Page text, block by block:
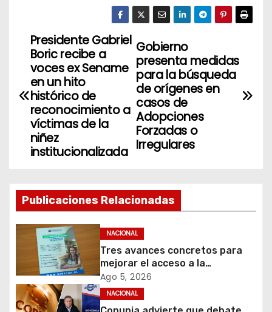
N
v
c
i
n
d
Gobierno
presenta medidas
para la búsqueda
de orígenes en
casos de
Adopciones
Forzadas o
Irregulares
Presidente Gabriel
Boric recibe a
voces ex Sename
en un hito
histórico de
reconocimiento a
víctimas de la
niñez
institucionalizada
Publicaciones Relacionadas
NACIONAL
Tres avances concretos para
mejorar el acceso a la
información y proteger los
derechos de los contribuyentes
en materia de avalúos y
Ago 5, 2026
NACIONAL